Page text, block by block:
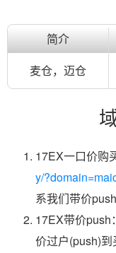
简介
麦仓，迈仓
17EX一口价购
y/
系我们带价push
17EX带价push
价过户(push)